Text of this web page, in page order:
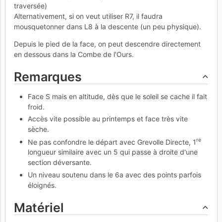
traversée)
Alternativement, si on veut utiliser R7, il faudra
mousquetonner dans L8 à la descente (un peu physique).
Depuis le pied de la face, on peut descendre directement
en dessous dans la Combe de l'Ours.
Remarques
Face S mais en altitude, dès que le soleil se cache il fait
froid.
Accès vite possible au printemps et face très vite
sèche.
Ne pas confondre le départ avec Grevolle Directe, 1re
longueur similaire avec un 5 qui passe à droite d'une
section déversante.
Un niveau soutenu dans le 6a avec des points parfois
éloignés.
Matériel